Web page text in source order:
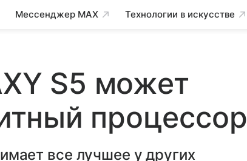
Мессенджер MAX Технологии в искусстве
S5 может
процессор
все лучшее у других